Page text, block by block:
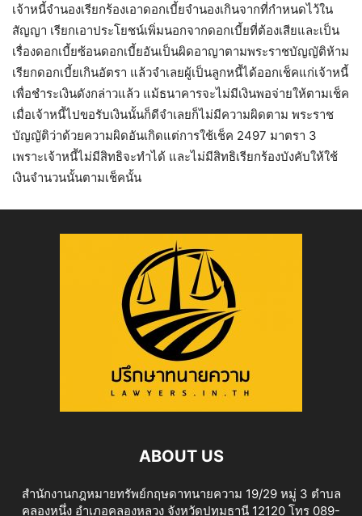
เจ้าหนี้จำนองเรียกร้องเอาดอกเบี้ยจำนองเกินจากที่กำหนดไว้ใน
สัญญา เรียกเอาประโยชน์เพิ่มนอกจากดอกเบี้ยที่ต้องเสียและเป็น
เรื่องดอกเบี้ยซ้อนดอกเบี้ยอันเป็นผิดอาญาตามพระราชบัญญัติห้าม
เรียกดอกเบี้ยเกินอัตรา แล้วจำเลยผู้เป็นลูกหนี้ได้ออกเช็คแก่เจ้าหนี้
เพื่อชำระเงินดังกล่าวแล้ว แม้ธนาคารจะไม่มีเงินพอจ่ายให้ตามเช็ค
เมื่อเจ้าหนี้ไปขอรับเงินนั้นก็ดีจำเลยก็ไม่มีความผิดตาม พระราช
บัญญัติว่าด้วยความผิดอันเกิดแต่การใช้เช็ค 2497 มาตรา 3
เพราะเจ้าหนี้ไม่มีสิทธิจะทำได้ และไม่มีสิทธิเรียกร้องบังคับให้ใช้
เงินจำนวนนั้นตามเช็คนั้น
ABOUT US
สำนักงานกฎหมายทรัพย์กฤษดาทนายความ 19/29 หมู่ 3 ตำบล
คลองหนึ่ง อำเภอคลองหลวง จังหวัดปทุมธานี 12120 โทร 089-